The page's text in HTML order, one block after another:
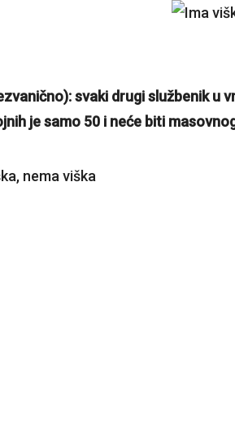
svaki drugi službenik u
je samo 50 i neće biti